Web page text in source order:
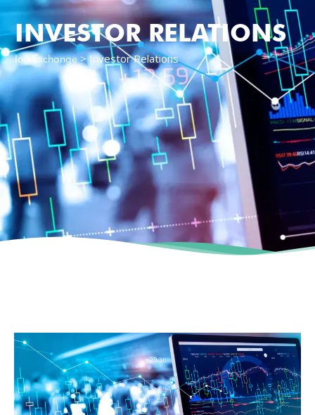
INVESTOR RELATIONS
Ion Exchange>Investor Relations